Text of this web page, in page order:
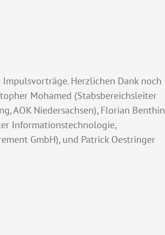
Herzlichen Dank noch
Mohamed (Stabsbereichsleiter
AOK Niedersachsen), Florian Benthin
Informationstechnologie,
GmbH), und Patrick Oestringer